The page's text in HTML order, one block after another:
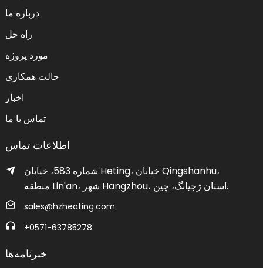
درباره ما
راه حل
مورد پروژه
حالت همکاری
اخبار
تماس با ما
اطلاعات تماس
شماره 583، خیابان Heting، خیابان Qingshanhu،
منطقه Lin'an، شهر Hangzhou، استان ژجیانگ، چین.
sales@hzheating.com
‎+0571-63785278‎
خبرنامه‌ها